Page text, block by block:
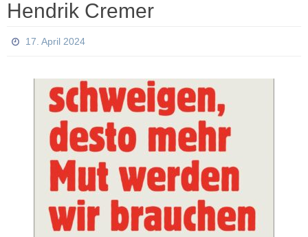
Hendrik Cremer
17. April 2024